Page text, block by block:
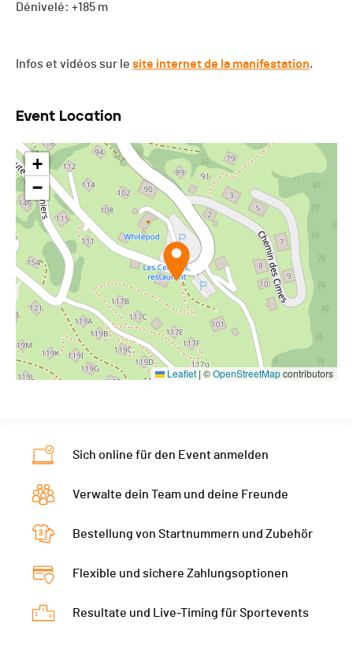
Dénivelé: +185 m
Infos et vidéos sur le site internet de la manifestation.
Event Location
+
−
Leaflet | ©OpenStreetMapcontributors
Sich online für den Event anmelden
Verwalte dein Team und deine Freunde
Bestellung von Startnummern und Zubehör
Flexible und sichere Zahlungsoptionen
Resultate und Live-Timing für Sportevents